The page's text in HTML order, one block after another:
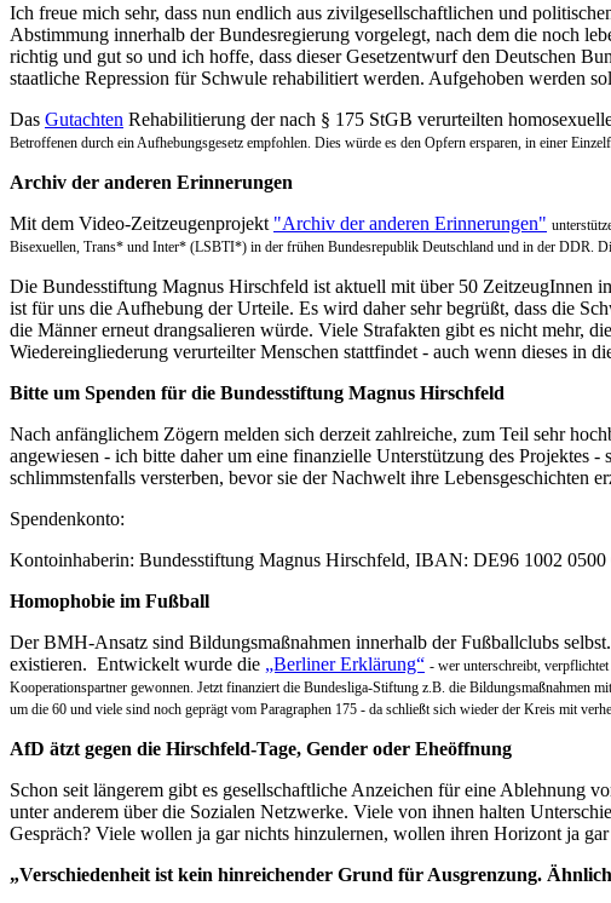
Ich freue mich sehr, dass nun endlich aus zivilgesellschaftlichen und
Abstimmung innerhalb der Bundesregierung vorgelegt, nach dem die noch
richtig und gut so und ich hoffe, dass dieser Gesetzentwurf den Deutschen
staatliche Repression für Schwule rehabilitiert werden. Aufgehoben werden
Das Gutachten Rehabilitierung der nach § 175 StGB verurteilten
Betroffenen durch ein Aufhebungsgesetz empfohlen. Dies würde es den Opfern ersparen, in einer
Archiv der anderen Erinnerungen
Mit dem Video-Zeitzeugenprojekt "Archiv der anderen Erinnerungen"
Bisexuellen, Trans* und Inter* (LSBTI*) in der frühen Bundesrepublik Deutschland und in der DDR.
Die Bundesstiftung Magnus Hirschfeld ist aktuell mit über 50 ZeitzeugInnen
ist für uns die Aufhebung der Urteile. Es wird daher sehr begrüßt, dass die
die Männer erneut drangsalieren würde. Viele Strafakten gibt es nicht mehr,
Wiedereingliederung verurteilter Menschen stattfindet - auch wenn dieses in
Bitte um Spenden für die Bundesstiftung Magnus Hirschfeld
Nach anfänglichem Zögern melden sich derzeit zahlreiche, zum Teil sehr
angewiesen - ich bitte daher um eine finanzielle Unterstützung des Projektes
schlimmstenfalls versterben, bevor sie der Nachwelt ihre Lebensgeschichten
Spendenkonto:
Kontoinhaberin: Bundesstiftung Magnus Hirschfeld, IBAN: DE96 1002
Homophobie im Fußball
Der BMH-Ansatz sind Bildungsmaßnahmen innerhalb der Fußballclubs
existieren. Entwickelt wurde die „Berliner Erklärung“ - wer unterschreibt,
Kooperationspartner gewonnen. Jetzt finanziert die Bundesliga-Stiftung z.B. die Bildungsmaßnahmen
um die 60 und viele sind noch geprägt vom Paragraphen 175 - da schließt sich wieder der Kreis mit
AfD ätzt gegen die Hirschfeld-Tage, Gender oder Eheöffnung
Schon seit längerem gibt es gesellschaftliche Anzeichen für eine Ablehnung
unter anderem über die Sozialen Netzwerke. Viele von ihnen halten
Gespräch? Viele wollen ja gar nichts hinzulernen, wollen ihren Horizont ja
„Verschiedenheit ist kein hinreichender Grund für Ausgrenzung.